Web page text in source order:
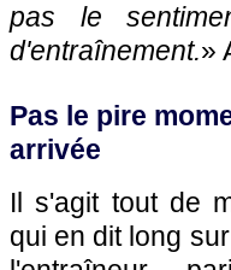
pas le
d'entraînement.»
Pas le pire
arrivée
Il s'agit tout de
qui en dit long